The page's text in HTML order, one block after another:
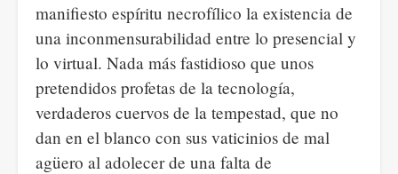
manifiesto espíritu necrofílico la existencia de
una inconmensurabilidad entre lo presencial y
lo virtual. Nada más fastidioso que unos
pretendidos profetas de la tecnología,
verdaderos cuervos de la tempestad, que no
dan en el blanco con sus vaticinios de mal
agüero al adolecer de una falta de